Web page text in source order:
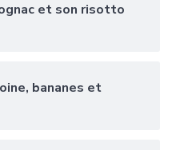
et son risotto
bananes et